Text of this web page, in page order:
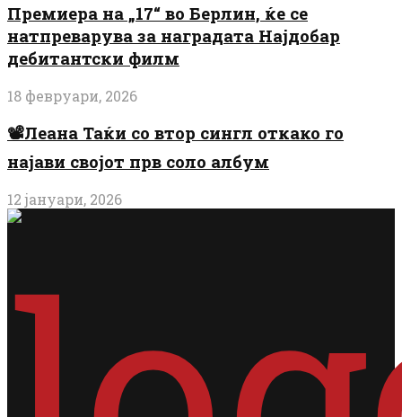
Премиера на „17“ во Берлин, ќе се
натпреварува за наградата Најдобар
дебитантски филм
18 февруари, 2026
📽️Леана Таќи со втор сингл откако го
најави својот прв соло албум
12 јануари, 2026